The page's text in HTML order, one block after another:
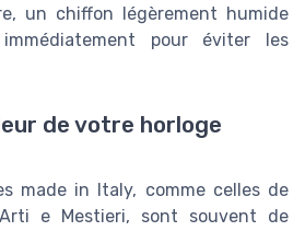
un chiffon légèrement humide
pour éviter les
de votre horloge
made in Italy, comme celles de
e Mestieri, sont souvent de